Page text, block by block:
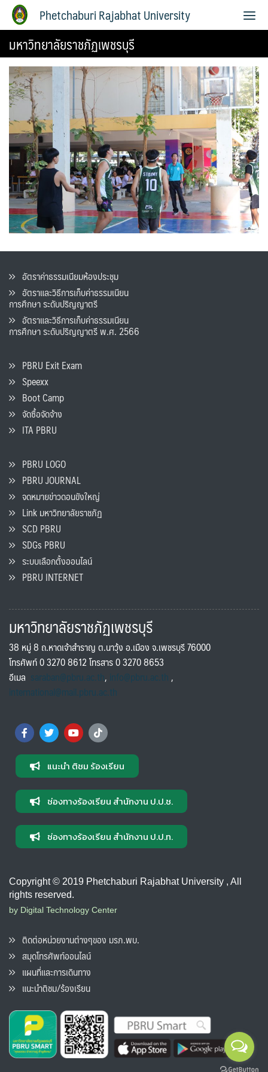
Phetchaburi Rajabhat University
มหาวิทยาลัยราชภัฏเพชรบุรี
อัตราค่าธรรมเนียมห้องประชุม
อัตราและวิธีการเก็บค่าธรรมเนียน
การศึกษา ระดับปริญญาตรี
อัตราและวิธีการเก็บค่าธรรมเนียน
การศึกษา ระดับปริญญาตรี พ.ศ. 2566
PBRU Exit Exam
Speexx
Boot Camp
จัดซื้อจัดจ้าง
ITA PBRU
PBRU LOGO
PBRU JOURNAL
จดหมายข่าวดอนขังใหญ่
Link มหาวิทยาลัยราชภัฏ
SCD PBRU
SDGs PBRU
ระบบเลือกตั้งออนไลน์
PBRU INTERNET
มหาวิทยาลัยราชภัฏเพชรบุรี
38 หมู่ 8 ถ.หาดเจ้าสำราญ ต.นาวุ้ง อ.เมือง จ.เพชรบุรี 76000
โทรศัพท์ 0 3270 8612 โทรสาร 0 3270 8653
อีเมล saraban@pbru.ac.th, info@pbru.ac.th,
international@mail.pbru.ac.th
แนะนำ ติชม ร้องเรียน
ช่องทางร้องเรียน สำนักงาน ป.ป.ช.
ช่องทางร้องเรียน สำนักงาน ป.ป.ท.
Copyright © 2019 Phetchaburi Rajabhat University , All
rights reserved.
by Digital Technology Center
ติดต่อหน่วยงานต่างๆของ มรภ.พบ.
สมุดโทรศัพท์ออนไลน์
แผนที่และการเดินทาง
แนะนำติชม/ร้องเรียน